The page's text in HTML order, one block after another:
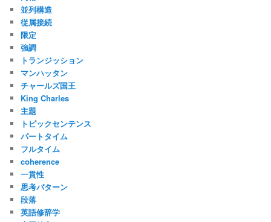
並列構造
従属接続
限定
強調
トランジッション
マンハッタン
チャールズ国王
King Charles
主題
トピックセンテンス
パートタイム
フルタイム
coherence
一貫性
思考パターン
段落
英語修辞学